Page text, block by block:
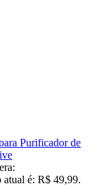
Purificador de
atual é: R$ 49,99.